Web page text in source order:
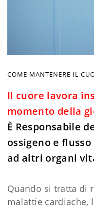
COME MANTENERE IL
Il cuore lavora
momento della
È Responsabile
ossigeno e
ad altri organi
Quando si tratta di
malattie cardiache,